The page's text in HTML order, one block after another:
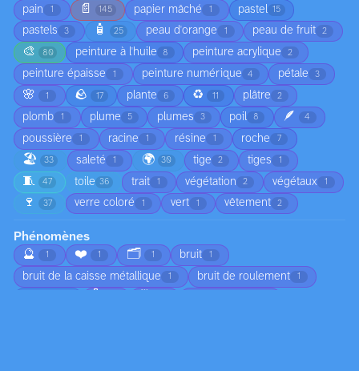
pain 1 📄 145 papier mâché 1 pastel 15
pastels 3 🧴 25 peau d'orange 1 peau de fruit 2
🎨 80 peinture à l'huile 8 peinture acrylique 2
peinture épaisse 1 peinture numérique 4 pétale 3
🌸 1 🪨 17 plante 6 ♻️ 11 plâtre 2
plomb 1 plume 5 plumes 3 poil 8 🪶 4
poussière 1 racine 1 résine 1 roche 7
🏖️ 33 saleté 1 🌍 30 tige 2 tiges 1
🧵 47 toile 36 trait 1 végétation 2 végétaux 1
🍷 37 verre coloré 1 vert 1 vêtement 2
Phénomènes
🔮
1 ❤️ 1 🗂️ 1 bruit 1
bruit de la caisse métallique 1 bruit de roulement 1